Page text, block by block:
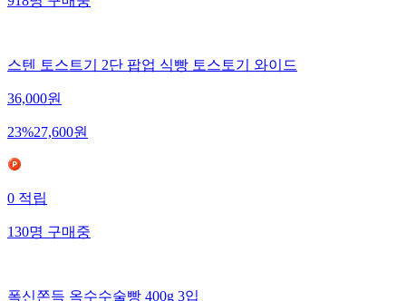
918명구매중
스텐 토스트기 2단 팝업 식빵 토스토기 와이드
36,000원
23%27,600원
0적립
130명구매중